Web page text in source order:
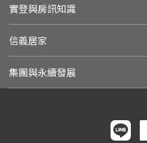
實登與房訊知識
信義居家
集團與永續發展